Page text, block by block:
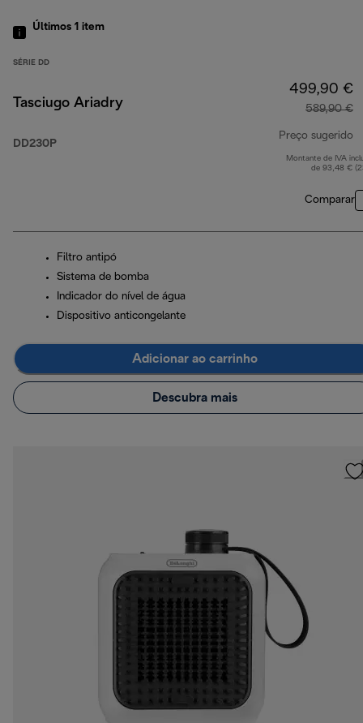
Últimos 1 item
SÉRIE DD
Tasciugo Ariadry
DD230P
499,90 €
589,90 €
Preço sugerido
Montante de IVA
de 93,48 €
Comparar
Filtro antipó
Sistema de bomba
Indicador do nível de água
Dispositivo anticongelante
Adicionar ao carrinho
Descubra mais